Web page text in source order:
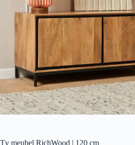
Tv meubel RichWood | 120 cm